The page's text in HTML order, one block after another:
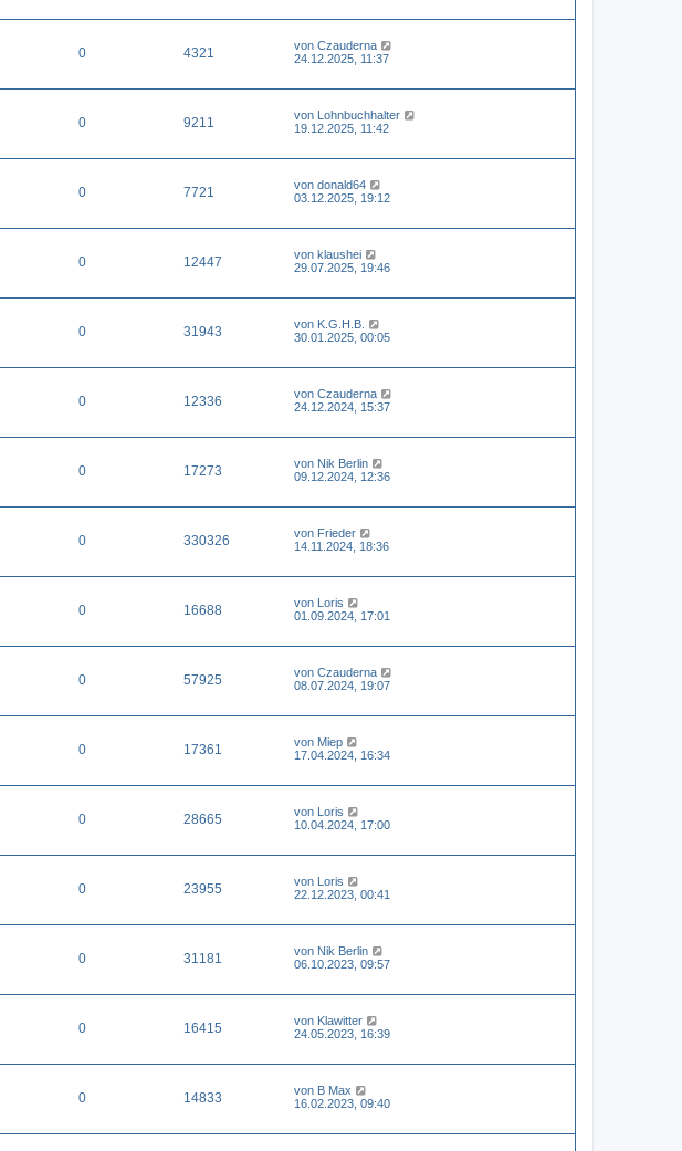
0 4321 von Czauderna
24.12.2025, 11:37
0 9211 von Lohnbuchhalter
19.12.2025, 11:42
0 7721 von donald64
03.12.2025, 19:12
0 12447 von klaushei
29.07.2025, 19:46
0 31943 von K.G.H.B.
30.01.2025, 00:05
0 12336 von Czauderna
24.12.2024, 15:37
0 17273 von Nik Berlin
09.12.2024, 12:36
0 330326 von Frieder
14.11.2024, 18:36
0 16688 von Loris
01.09.2024, 17:01
0 57925 von Czauderna
08.07.2024, 19:07
0 17361 von Miep
17.04.2024, 16:34
0 28665 von Loris
10.04.2024, 17:00
0 23955 von Loris
22.12.2023, 00:41
0 31181 von Nik Berlin
06.10.2023, 09:57
0 16415 von Klawitter
24.05.2023, 16:39
0 14833 von B Max
16.02.2023, 09:40